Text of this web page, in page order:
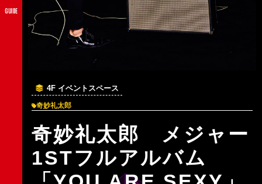
GUIDE
4F イベントスペース
奇妙礼太郎
奇妙礼太郎 メジャー
1STフルアルバム